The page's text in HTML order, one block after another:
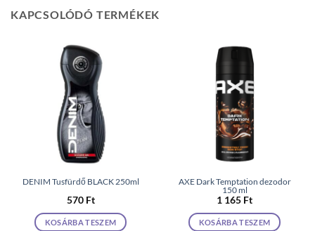
KAPCSOLÓDÓ TERMÉKEK
DENIM Tusfürdő BLACK 250ml
570 Ft
KOSÁRBA TESZEM
AXE Dark Temptation dezodor
150 ml
1 165 Ft
KOSÁRBA TESZEM